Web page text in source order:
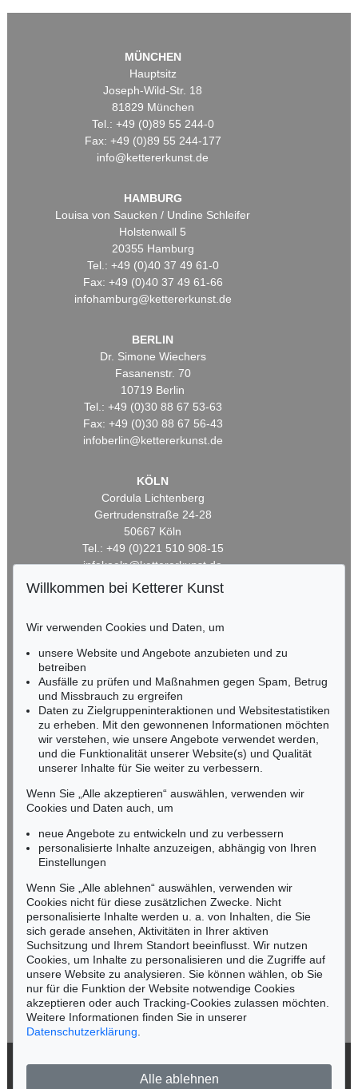
MÜNCHEN
Hauptsitz
Joseph-Wild-Str. 18
81829 München
Tel.: +49 (0)89 55 244-0
Fax: +49 (0)89 55 244-177
info@kettererkunst.de
HAMBURG
Louisa von Saucken / Undine Schleifer
Holstenwall 5
20355 Hamburg
Tel.: +49 (0)40 37 49 61-0
Fax: +49 (0)40 37 49 61-66
infohamburg@kettererkunst.de
BERLIN
Dr. Simone Wiechers
Fasanenstr. 70
10719 Berlin
Tel.: +49 (0)30 88 67 53-63
Fax: +49 (0)30 88 67 56-43
infoberlin@kettererkunst.de
KÖLN
Cordula Lichtenberg
Gertrudenstraße 24-28
50667 Köln
Tel.: +49 (0)221 510 908-15
infokoeln@kettererkunst.de
HESSEN
Miriam Heß
Tel.: +49 (0)62 21 58 80-038
Fax: +49 (0)62 21 58 80-595
infoheidelberg@kettererkunst.de
NORDDEUTSCHLAND
Nico Kassel, M.A.
Mobil: +49 (0)171 8618661
n.kassel@kettererkunst.de
Keine Auktion mehr verpassen!
Wir informieren Sie rechtzeitig.
Jetzt zum Newsletter anmelden >
Willkommen bei Ketterer Kunst
Wir verwenden Cookies und Daten, um
unsere Website und Angebote anzubieten und zu
betreiben
Ausfälle zu prüfen und Maßnahmen gegen Spam, Betrug
und Missbrauch zu ergreifen
Daten zu Zielgruppeninteraktionen und Websitestatistiken
zu erheben. Mit den gewonnenen Informationen möchten
wir verstehen, wie unsere Angebote verwendet werden,
und die Funktionalität unserer Website(s) und Qualität
unserer Inhalte für Sie weiter zu verbessern.
Wenn Sie „Alle akzeptieren“ auswählen, verwenden wir
Cookies und Daten auch, um
neue Angebote zu entwickeln und zu verbessern
personalisierte Inhalte anzuzeigen, abhängig von Ihren
Einstellungen
Wenn Sie „Alle ablehnen“ auswählen, verwenden wir
Cookies nicht für diese zusätzlichen Zwecke. Nicht
personalisierte Inhalte werden u. a. von Inhalten, die Sie
sich gerade ansehen, Aktivitäten in Ihrer aktiven
Suchsitzung und Ihrem Standort beeinflusst. Wir nutzen
Cookies, um Inhalte zu personalisieren und die Zugriffe auf
unsere Website zu analysieren. Sie können wählen, ob Sie
nur für die Funktion der Website notwendige Cookies
akzeptieren oder auch Tracking-Cookies zulassen möchten.
Weitere Informationen finden Sie in unserer
Datenschutzerklärung
Alle ablehnen